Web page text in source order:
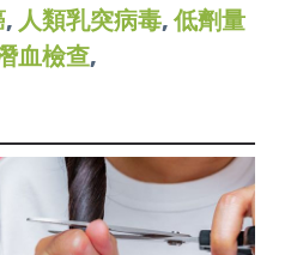
, 人類乳突病毒, 低劑量
血檢查,